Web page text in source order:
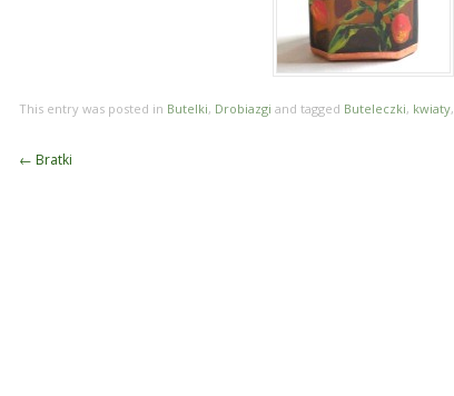
This entry was posted in Butelki, Drobiazgi and tagged Buteleczki, kwiaty,
Post
← Bratki